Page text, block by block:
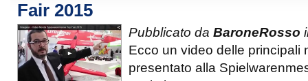
Fair 2015
Pubblicato da BaroneRosso
Ecco un video delle principali
presentato alla